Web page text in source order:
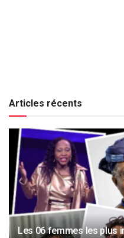
Articles récents
Les 06 femmes les plus